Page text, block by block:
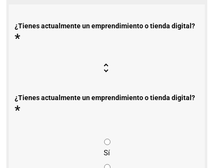
¿Tienes actualmente un emprendimiento o tienda digital?
*
¿Tienes actualmente un emprendimiento o tienda digital?
*
Sí